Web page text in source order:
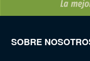
SOBRE